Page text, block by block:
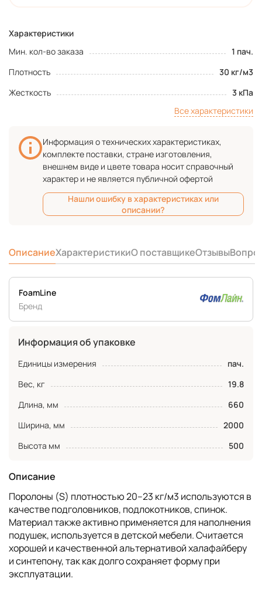
Характеристики
Мин. кол-во заказа
1 пач.
Плотность
30 кг/м3
Жесткость
3 кПа
Все характеристики
Информация о технических характеристиках,
комплекте поставки, стране изготовления,
внешнем виде и цвете товара носит справочный
характер и не является публичной офертой
Нашли ошибку в характеристиках или
описании?
ОписаниеХарактеристикиО поставщикеОтзывы
Описание
Поролоны (S) плотностью 20–23 кг/м3 используются в
качестве подголовников, подлокотников, спинок.
Материал также активно применяется для наполнения
подушек, используется в детской мебели. Считается
хорошей и качественной альтернативой халафайберу
и синтепону, так как долго сохраняет форму при
эксплуатации.
FoamLine
Бренд
Информация об упаковке
Единицы измерения
пач.
Вес, кг
19.8
Длина, мм
660
Ширина, мм
2000
Высота мм
500